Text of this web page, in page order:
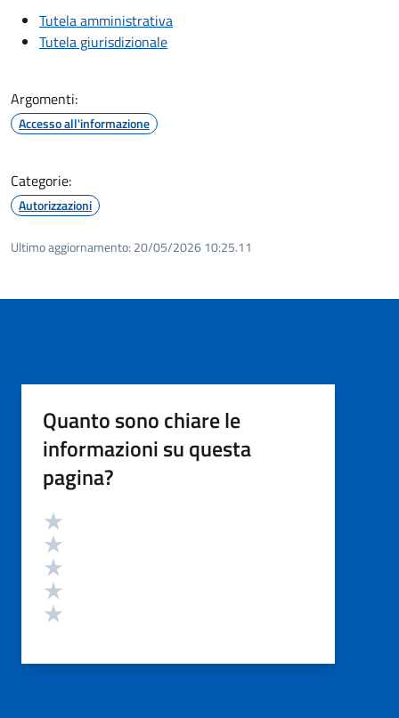
Tutela amministrativa
Tutela giurisdizionale
Argomenti:
Accesso all'informazione
Categorie:
Autorizzazioni
Ultimo aggiornamento: 20/05/2026 10:25.11
Quanto sono chiare le
informazioni su questa
pagina?
Valutazione